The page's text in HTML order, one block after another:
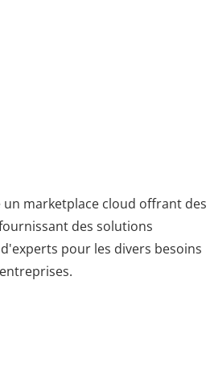
un marketplace cloud offrant des
des solutions
pour les divers besoins